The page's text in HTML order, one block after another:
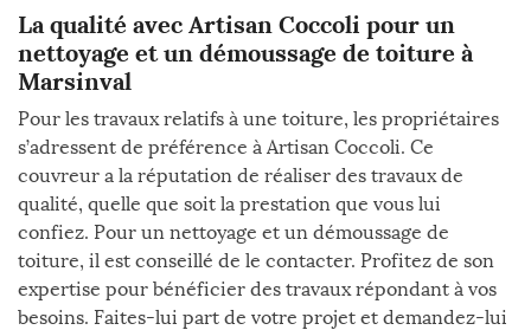
La qualité avec Artisan Coccoli pour un
nettoyage et un démoussage de toiture à
Marsinval
Pour les travaux relatifs à une toiture, les propriétaires
s’adressent de préférence à Artisan Coccoli. Ce
couvreur a la réputation de réaliser des travaux de
qualité, quelle que soit la prestation que vous lui
confiez. Pour un nettoyage et un démoussage de
toiture, il est conseillé de le contacter. Profitez de son
expertise pour bénéficier des travaux répondant à vos
besoins. Faites-lui part de votre projet et demandez-lui